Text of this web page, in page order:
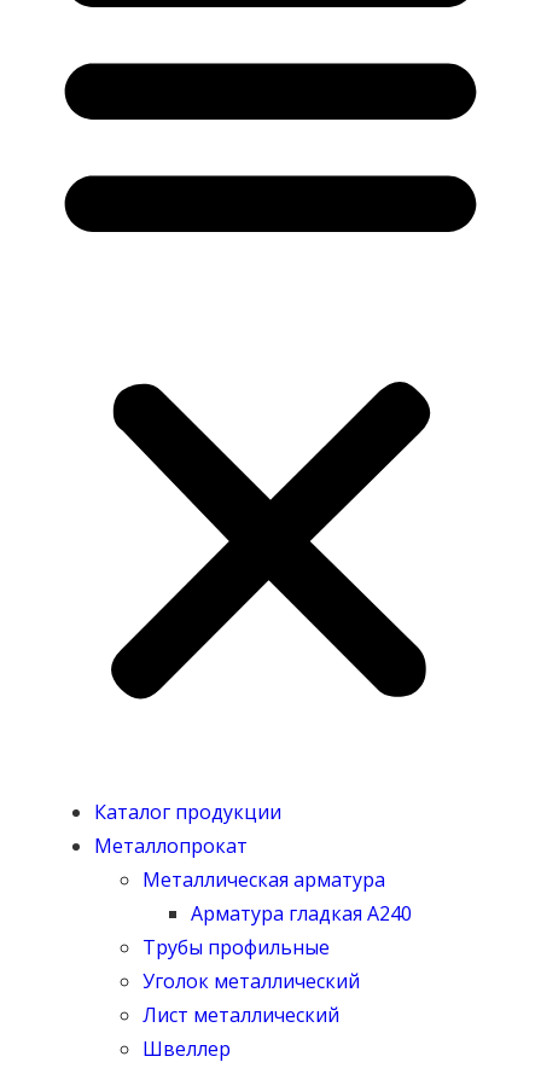
Каталог продукции
Металлопрокат
Металлическая арматура
Арматура гладкая А240
Трубы профильные
Уголок металлический
Лист металлический
Швеллер